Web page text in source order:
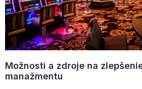
Možnosti a zdroje na
manažmentu